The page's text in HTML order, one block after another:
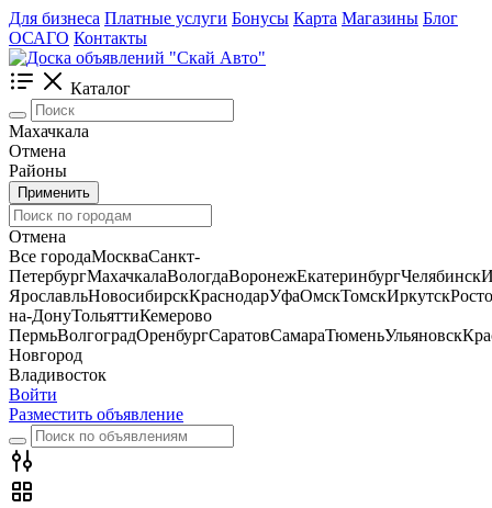
Для бизнеса Платные услуги Бонусы Карта Магазины Блог
ОСАГО Контакты
Каталог
Махачкала
Отмена
Районы
Применить
Отмена
Все городаМоскваСанкт-
ПетербургМахачкалаВологдаВоронежЕкатеринбургЧелябинск
ЯрославльНовосибирскКраснодарУфаОмскТомскИркутск
на-ДонуТольяттиКемерово
ПермьВолгоградОренбургСаратовСамараТюменьУльяновск
Новгород
Владивосток
Войти
Разместить объявление